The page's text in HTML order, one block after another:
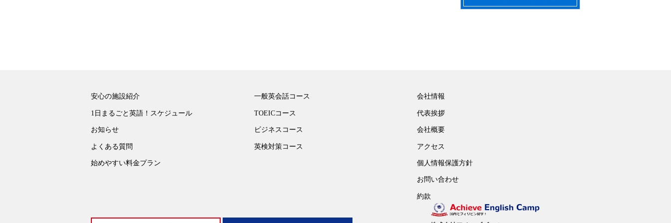
安心の施設紹介
1日まるごと英語！スケジュール
お知らせ
よくある質問
始めやすい料金プラン
一般英会話コース
TOEICコース
ビジネスコース
英検対策コース
会社情報
代表挨拶
会社概要
アクセス
個人情報保護方針
お問い合わせ
約款